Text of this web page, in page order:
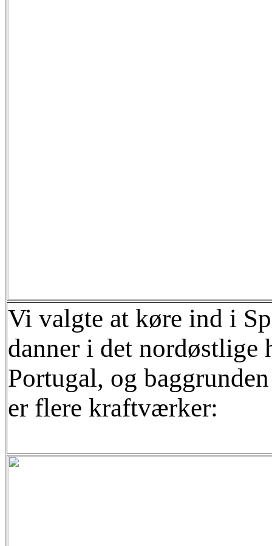
Vi valgte at køre ind i
danner i det nordøstlige
Portugal, og
er flere kraftværker: